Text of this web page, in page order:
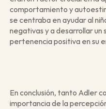
comportamiento y
se centraba en ayudar al
negativas y a desarrollar un
pertenencia positiva en su
En conclusión, tanto Adler
importancia de la